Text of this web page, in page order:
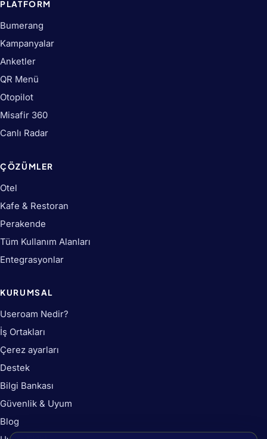
PLATFORM
Bumerang
Kampanyalar
Anketler
QR Menü
Otopilot
Misafir 360
Canlı Radar
ÇÖZÜMLER
Otel
Kafe & Restoran
Perakende
Tüm Kullanım Alanları
Entegrasyonlar
KURUMSAL
Useroam Nedir?
İş Ortakları
Çerez ayarları
Destek
Bilgi Bankası
Güvenlik & Uyum
Blog